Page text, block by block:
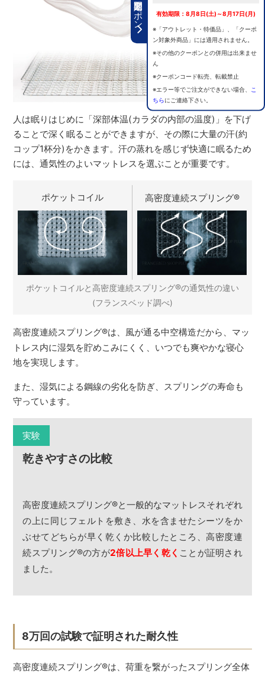
期間限定クーポン 有効期限：8月8日(土)～8月17日(月)
※「アウトレット・特価品」、「クーポ
ン対象外商品」には適用されません。
※その他のクーポンとの併用は出来ませ
ん
※クーポンコード転売、転載禁止
※エラー等でご注文ができない場合、
こ
ちらにご連絡下さい。
人は眠りはじめに「深部体温(カラダの内部の温度)」を下げ
ることで深く眠ることができますが、その際に大量の汗(約
コップ1杯分)をかきます。汗の蒸れを感じず快適に眠るため
には、通気性のよいマットレスを選ぶことが重要です。
ポケットコイル 高密度連続スプリング®
ポケットコイルと高密度連続スプリング®の通気性の違い
(フランスベッド調べ)
高密度連続スプリング®は、風が通る中空構造だから、マッ
トレス内に湿気を貯めこみにくく、いつでも爽やかな寝心
地を実現します。
また、湿気による鋼線の劣化を防ぎ、スプリングの寿命も
守っています。
実験
乾きやすさの比較
高密度連続スプリング®と一般的なマットレスそれぞれ
の上に同じフェルトを敷き、水を含ませたシーツをか
ぶせてどちらが早く乾くか比較したところ、高密度連
続スプリング®の方が2倍以上早く乾く ことが証明され
ました。
8万回の試験で証明された耐久性
高密度連続スプリング®は、荷重を繋がったスプリング全体